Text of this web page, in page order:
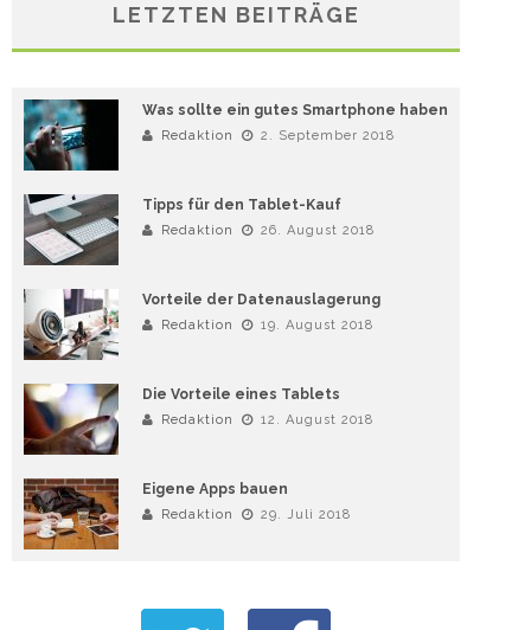
LETZTEN BEITRÄGE
Was sollte ein gutes Smartphone haben
Redaktion 2. September 2018
Tipps für den Tablet-Kauf
Redaktion 26. August 2018
Vorteile der Datenauslagerung
Redaktion 19. August 2018
Die Vorteile eines Tablets
Redaktion 12. August 2018
Eigene Apps bauen
Redaktion 29. Juli 2018